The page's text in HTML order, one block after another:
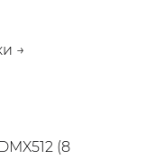
→
(8